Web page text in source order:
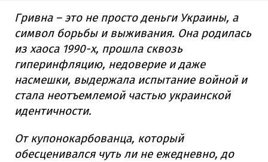
Гривна – это не просто деньги Украины, а
символ борьбы и выживания. Она родилась
из хаоса 1990-х, прошла сквозь
гиперинфляцию, недоверие и даже
насмешки, выдержала испытание войной и
стала неотъемлемой частью украинской
идентичности.
От купонокарбованца, который
обесценивался чуть ли не ежедневно, до